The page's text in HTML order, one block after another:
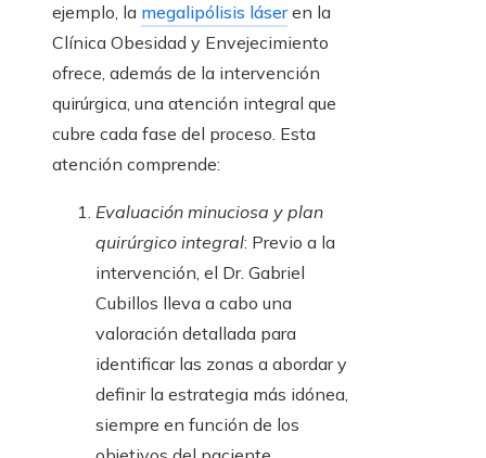
ejemplo, la megalipólisis láseren la
Clínica Obesidad y Envejecimiento
ofrece, además de la intervención
quirúrgica, una atención integral que
cubre cada fase del proceso. Esta
atención comprende:
Evaluación minuciosa y plan
quirúrgico integral: Previo a la
intervención, el Dr. Gabriel
Cubillos lleva a cabo una
valoración detallada para
identificar las zonas a abordar y
definir la estrategia más idónea,
siempre en función de los